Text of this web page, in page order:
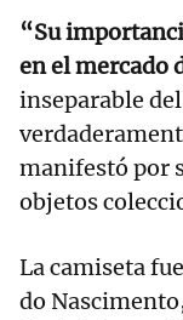
“Su
en el mercado
inseparable
manifestó por
objetos
La camiseta
do